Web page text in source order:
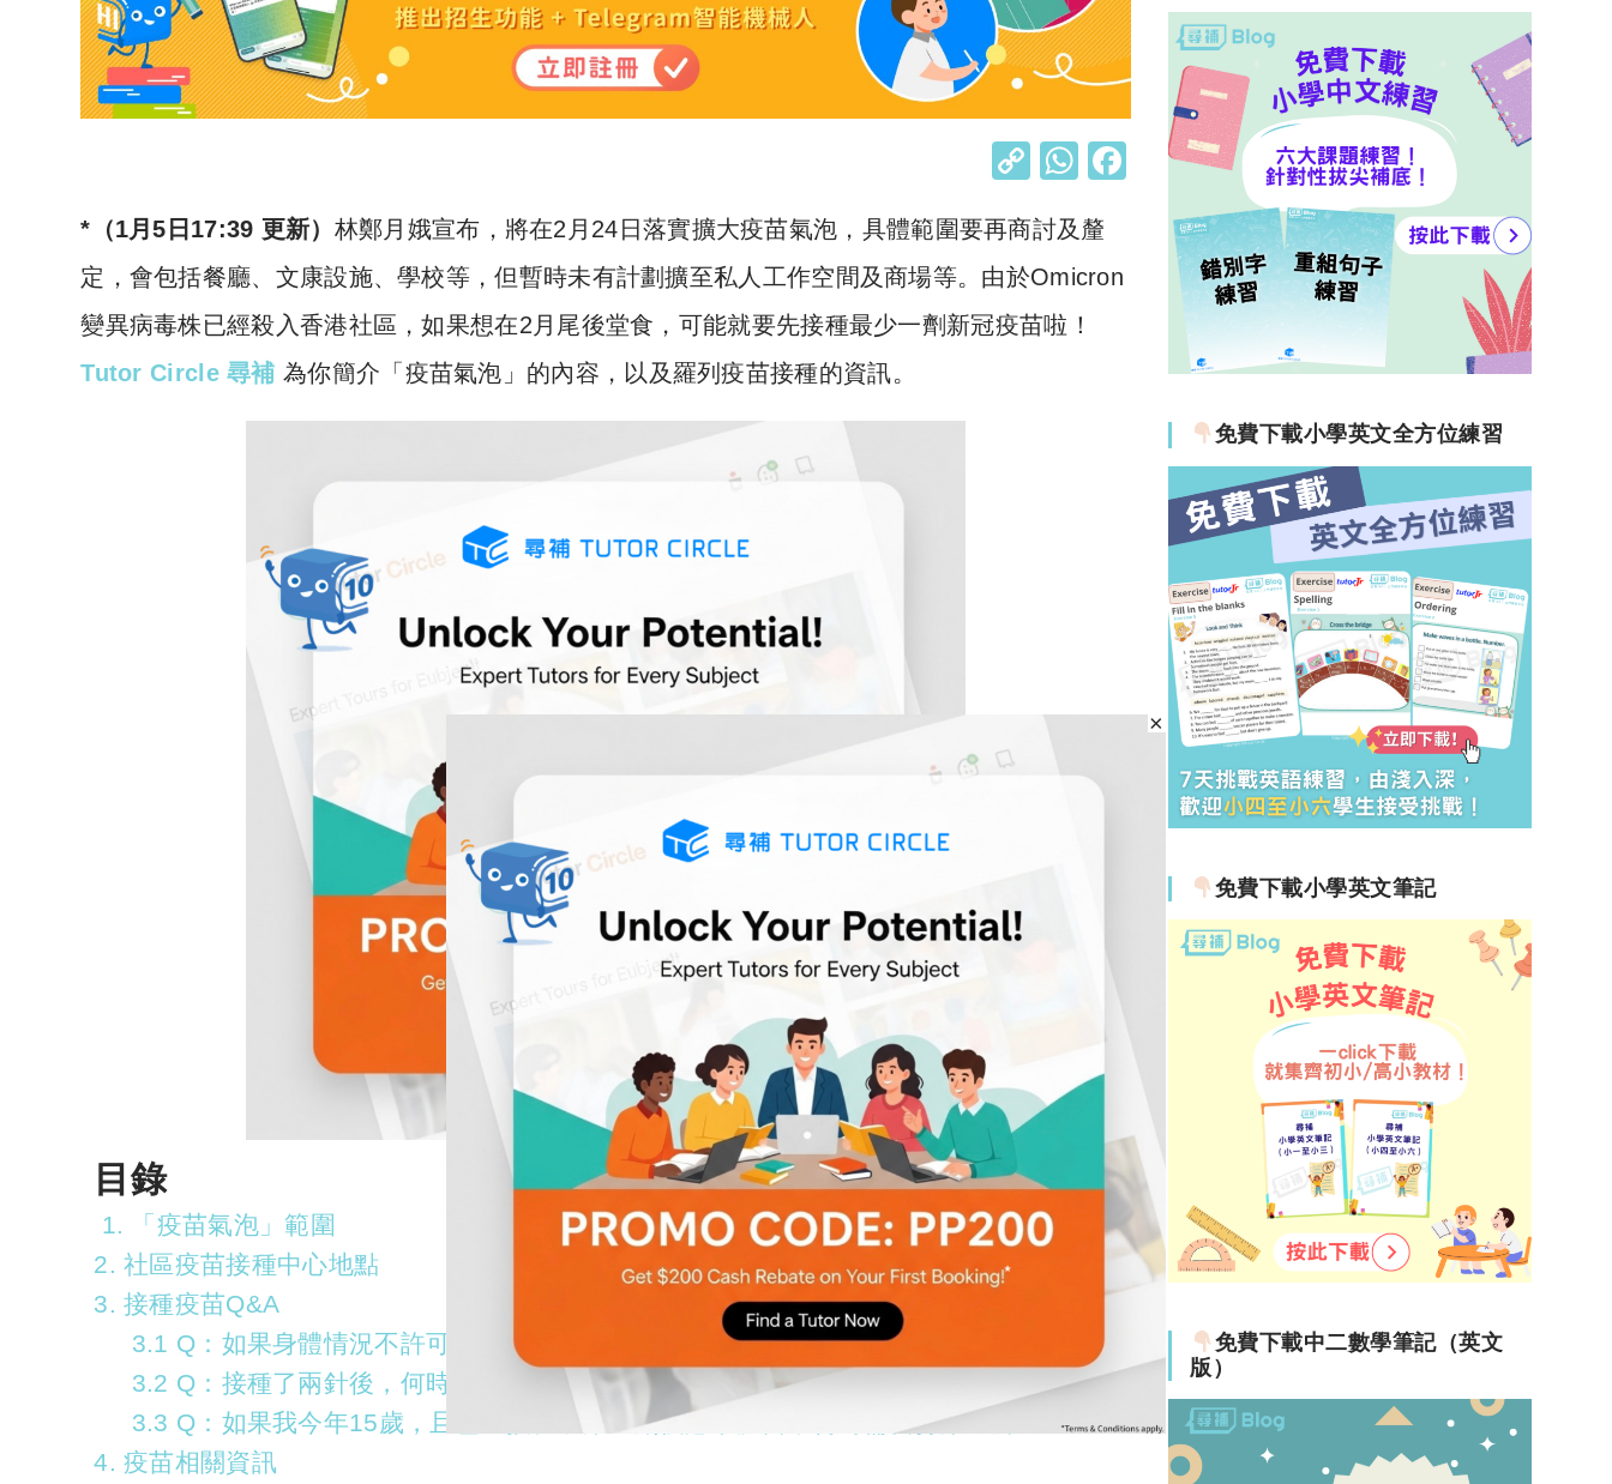
C
p
y
Li
W
at
s
*（1月5日17:39 更新） 林鄭月娥宣布，將在2月24日落實擴大疫苗氣泡，具體範圍要再商討及釐
定，會包括餐廳、文康設施、學校等，但暫時未有計劃擴至私人工作空間及商場等。由於Omicron
變異病毒株已經殺入香港社區，如果想在2月尾後堂食，可能就要先接種最少一劑新冠疫苗啦！
Tutor Circle 尋補 為你簡介「疫苗氣泡」的內容，以及羅列疫苗接種的資訊。
目錄
1. 「疫苗氣泡」範圍
2. 社區疫苗接種中心地點
3. 接種疫苗Q&A
3.1 Q：如果身體情況不許可，能夠豁免於「疫苗氣泡」的範圍嗎？
3.2 Q：接種了兩針後，何時能接種第三針疫苗？
3.3 Q：如果我今年15歲，且已經接種了第一劑復必泰疫苗，何時需要打第二針？
4. 疫苗相關資訊
免費下載小學英文全方位練習
免費下載小學英文筆記
免費下載中二數學筆記（英文
版）